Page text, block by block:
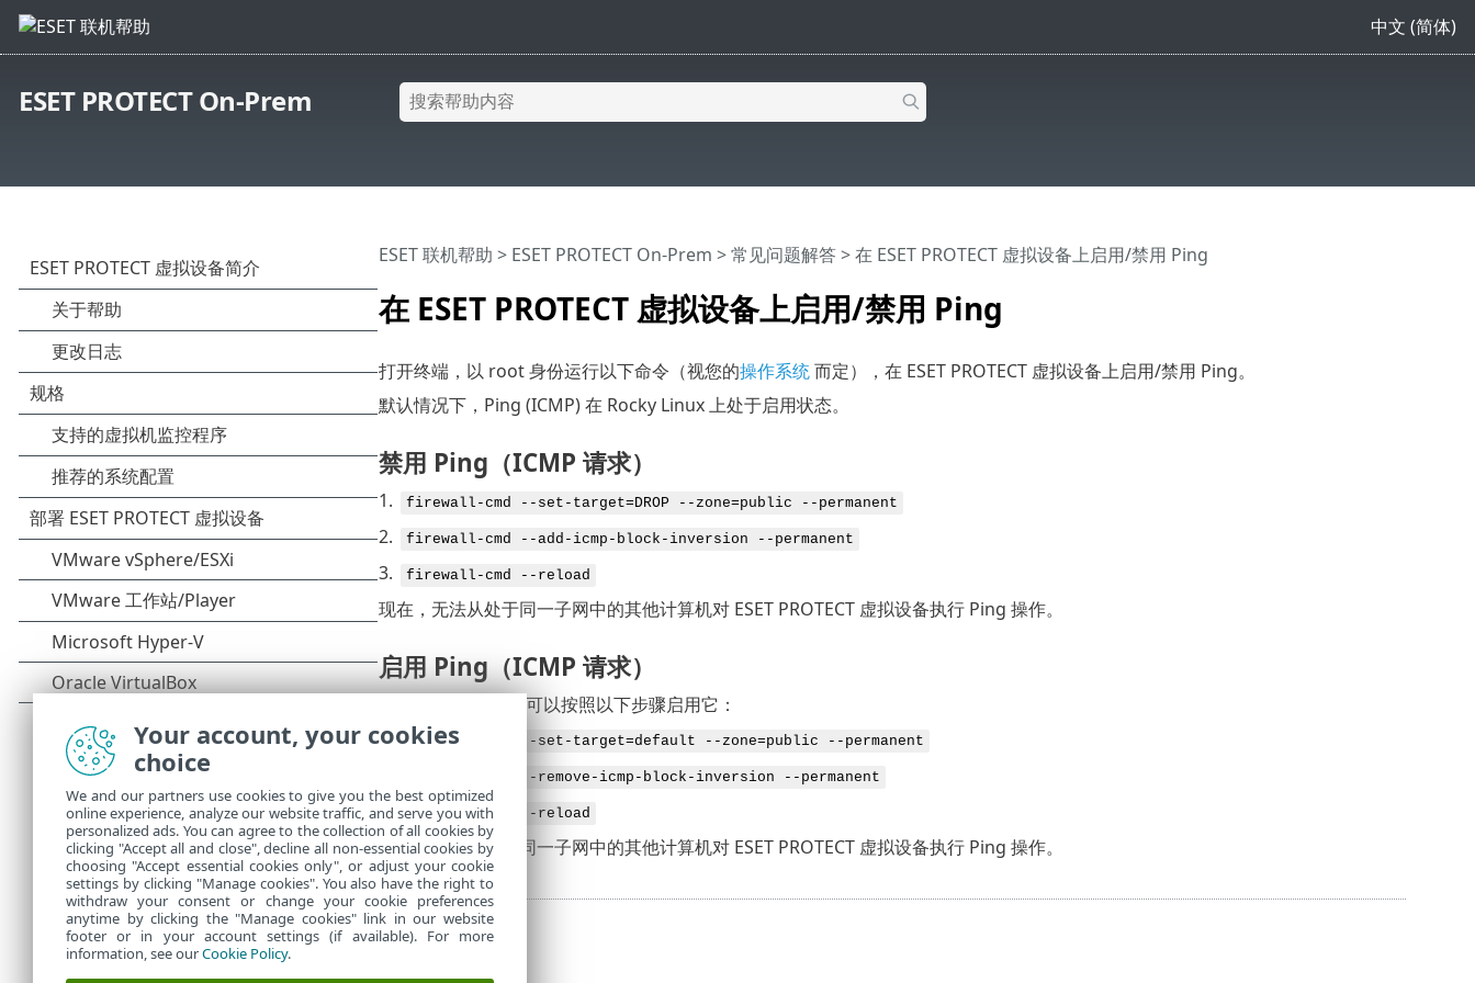
中文 (简体)
ESET PROTECT On-Prem
在 ESET PROTECT 虚拟设备上启用/禁用 Ping
ESET 联机帮助 > ESET PROTECT On-Prem >常见问题解答> 在 ESET PROTECT 虚拟设备上启用/禁用 Ping
打开终端，以 root 身份运行以下命令（视您的操作系统而定），在 ESET PROTECT 虚拟设备上启用/禁用 Ping。
默认情况下，Ping (ICMP) 在 Rocky Linux 上处于启用状态。
禁用 Ping（ICMP 请求）
1. firewall-cmd --set-target=DROP --zone=public --permanent
2. firewall-cmd --add-icmp-block-inversion --permanent
3. firewall-cmd --reload
现在，无法从处于同一子网中的其他计算机对 ESET PROTECT 虚拟设备执行 Ping 操作。
启用 Ping（ICMP 请求）
如果禁用了 Ping，可以按照以下步骤启用它：
1.
firewall-cmd --set-target=default --zone=public --permanent
firewall-cmd --remove-icmp-block-inversion --permanent
3. firewall-cmd --reload
现在，可以从处于同一子网中的其他计算机对 ESET PROTECT 虚拟设备执行 Ping 操作。
Your account, your cookies
choice
We and our partners use cookies to give you the best optimized
online experience, analyze our website traffic, and serve you with
personalized ads. You can agree to the collection of all cookies by
clicking "Accept all and close", decline all non-essential cookies by
choosing "Accept essential cookies only", or adjust your cookie
settings by clicking "Manage cookies". You also have the right to
withdraw your consent or change your cookie preferences
anytime by clicking the "Manage cookies" link in our website
footer or in your account settings (if available). For more
information, see ourCookie Policy.